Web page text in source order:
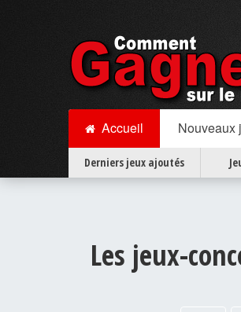
Accueil Nouveaux
Derniers jeux ajoutés
Les jeux-